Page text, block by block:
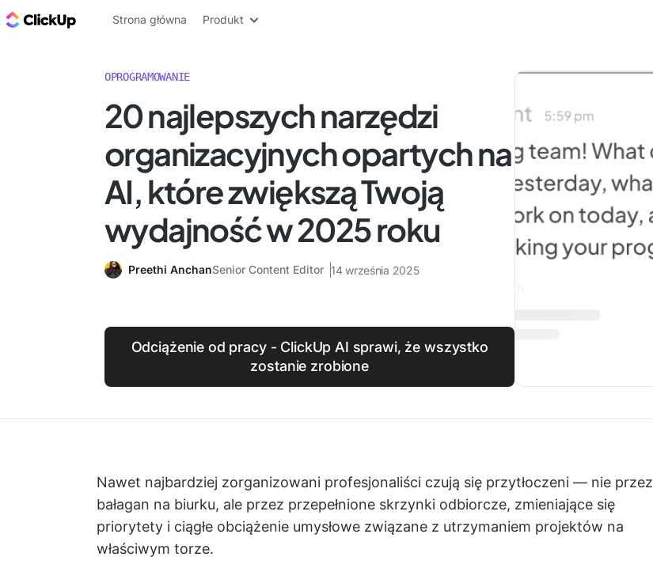
ClickUp Blog
Strona główna Produkt
OPROGRAMOWANIE
20 najlepszych narzędzi
organizacyjnych opartych na
AI, które zwiększą Twoją
wydajność w 2025 roku
Preethi AnchanSenior Content Editor 14 września 2025
Odciążenie od pracy - ClickUp AI sprawi, że wszystko
zostanie zrobione
Nawet najbardziej zorganizowani profesjonaliści czują się przytłoczeni — nie przez
bałagan na biurku, ale przez przepełnione skrzynki odbiorcze, zmieniające się
priorytety i ciągłe obciążenie umysłowe związane z utrzymaniem projektów na
właściwym torze.